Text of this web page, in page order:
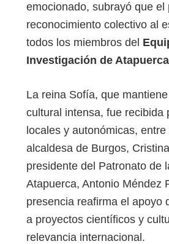
emocionado, subrayó que el
reconocimiento colectivo al
todos los miembros del
Investigación de Atapuerca
La reina Sofía, que
cultural intensa, fue recibida
locales y autonómicas, entre
alcaldesa de Burgos,
presidente del Patronato de
Atapuerca, Antonio Méndez
presencia reafirma el apoyo
a proyectos científicos y
relevancia internacional.